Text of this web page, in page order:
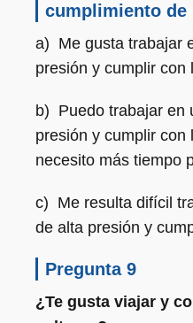
cumplimiento de
a) Me gusta trabajar
presión y cumplir con
b) Puedo trabajar en
presión y cumplir con
necesito más tiempo
c) Me resulta difícil
de alta presión y
Pregunta 9
¿Te gusta viajar y